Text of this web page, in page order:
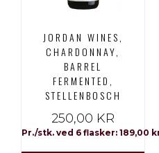
JORDAN WINES,
CHARDONNAY,
BARREL
FERMENTED,
STELLENBOSCH
250,00 KR
Pr./stk. ved 6 flasker: 189,00